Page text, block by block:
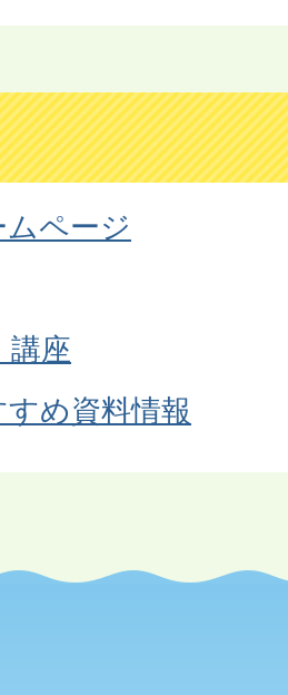
ページ
講座
め資料情報